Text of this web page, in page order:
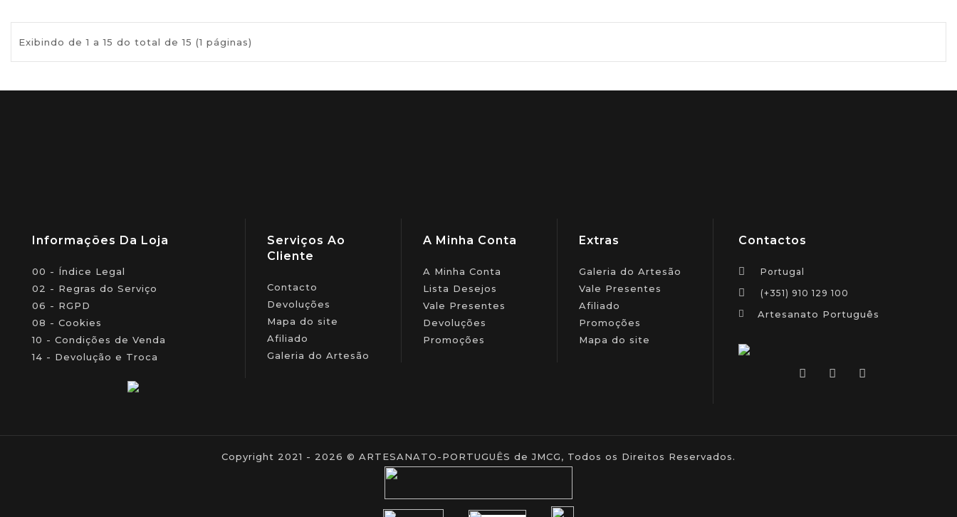
Exibindo de 1 a 15 do total de 15 (1 páginas)
Informações Da Loja
00 - Índice Legal
02 - Regras do Serviço
06 - RGPD
08 - Cookies
10 - Condições de Venda
14 - Devolução e Troca
Serviços Ao
Cliente
Contacto
Devoluções
Mapa do site
Afiliado
Galeria do Artesão
A Minha Conta
A Minha Conta
Lista Desejos
Vale Presentes
Devoluções
Promoções
Extras
Galeria do Artesão
Vale Presentes
Afiliado
Promoções
Mapa do site
Contactos
Portugal
(+351) 910 129 100
Artesanato Português
Copyright 2021 - 2026 © ARTESANATO-PORTUGUÊS de JMCG, Todos os Direitos Reservados.